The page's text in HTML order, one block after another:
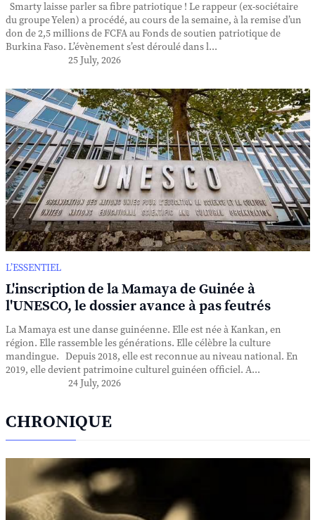
Smarty laisse parler sa fibre patriotique ! Le rappeur (ex-sociétaire
du groupe Yelen) a procédé, au cours de la semaine, à la remise d’un
don de 2,5 millions de FCFA au Fonds de soutien patriotique de
Burkina Faso. L’évènement s’est déroulé dans l...
25 July, 2026
L’ESSENTIEL
L'inscription de la Mamaya de Guinée à
l'UNESCO, le dossier avance à pas feutrés
La Mamaya est une danse guinéenne. Elle est née à Kankan, en
région. Elle rassemble les générations. Elle célèbre la culture
mandingue. Depuis 2018, elle est reconnue au niveau national. En
2019, elle devient patrimoine culturel guinéen officiel. A...
24 July, 2026
CHRONIQUE